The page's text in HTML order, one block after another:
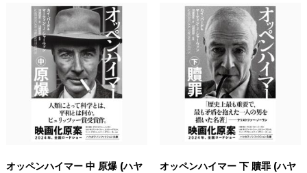
オッペンハイマー 中 原爆 (ハヤ
オッペンハイマー 下 贖罪 (ハヤ